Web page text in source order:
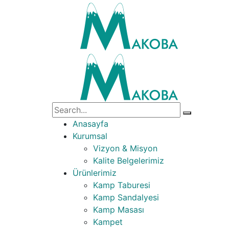
Anasayfa
Kurumsal
Vizyon & Misyon
Kalite Belgelerimiz
Ürünlerimiz
Kamp Taburesi
Kamp Sandalyesi
Kamp Masası
Kampet